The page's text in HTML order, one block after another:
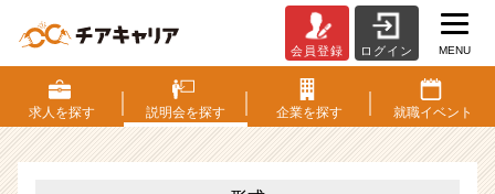
社
説
明
会員登録 ログイン MENU
求人を探す 説明会を探す 企業を探す 就職イベント